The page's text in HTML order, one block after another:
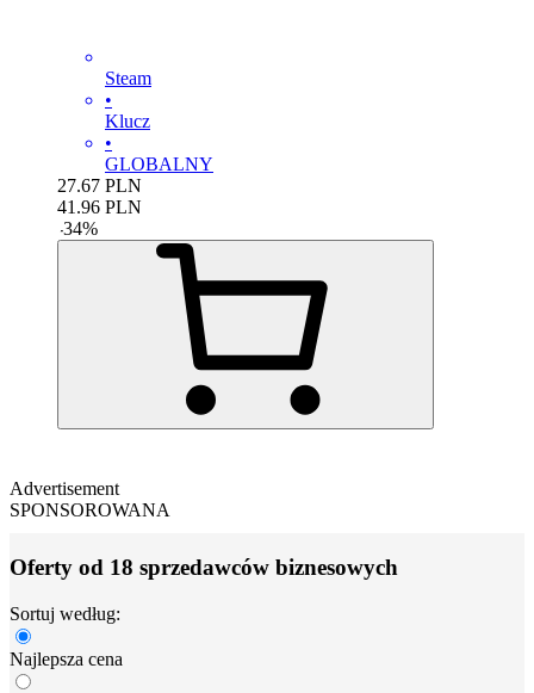
Steam
•
Klucz
•
GLOBALNY
27.67 PLN
41.96 PLN
-34%
Advertisement
SPONSOROWANA
Oferty od 18 sprzedawców biznesowych
Sortuj według:
Najlepsza cena